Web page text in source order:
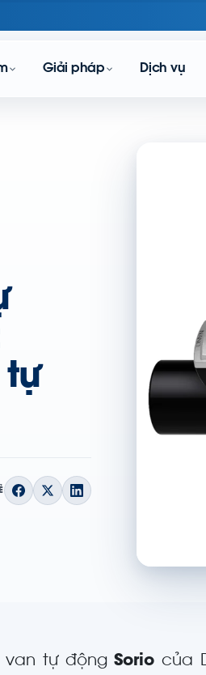
Giải pháp Dịch vụ
van tự độngSorio của